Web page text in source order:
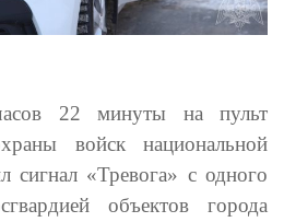
22 минуты на пульт
войск национальной
сигнал «Тревога» с одного
объектов города